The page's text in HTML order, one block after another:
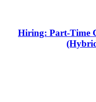
Hiring: Part-Time